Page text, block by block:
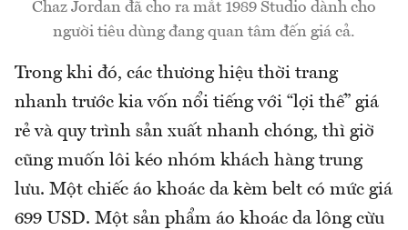
Chaz Jordan đã cho ra mắt 1989 Studio dành cho
người tiêu dùng đang quan tâm đến giá cả.
Trong khi đó, các thương hiệu thời trang
nhanh trước kia vốn nổi tiếng với “lợi thế” giá
rẻ và quy trình sản xuất nhanh chóng, thì giờ
cũng muốn lôi kéo nhóm khách hàng trung
lưu. Một chiếc áo khoác da kèm belt có mức giá
699 USD. Một sản phẩm áo khoác da lông cừu